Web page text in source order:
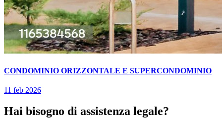
CONDOMINIO ORIZZONTALE E SUPERCONDOMINIO
11 feb 2026
Hai bisogno di assistenza legale?